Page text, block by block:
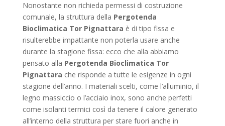
Nonostante non richieda permessi di costruzione
comunale, la struttura della Pergotenda
Bioclimatica Tor Pignattara è di tipo fissa e
risulterebbe impattante non poterla usare anche
durante la stagione fissa: ecco che alla abbiamo
pensato alla Pergotenda Bioclimatica Tor
Pignattara che risponde a tutte le esigenze in ogni
stagione dell’anno. I materiali scelti, come l’alluminio, il
legno massiccio o l’acciaio inox, sono anche perfetti
come isolanti termici così da tenere il calore generato
all’interno della struttura per stare fuori anche in